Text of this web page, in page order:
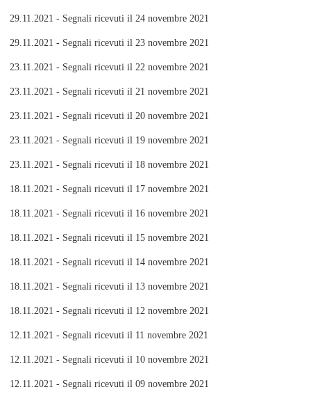
29.11.2021 - Segnali ricevuti il 24 novembre 2021
29.11.2021 - Segnali ricevuti il 23 novembre 2021
23.11.2021 - Segnali ricevuti il 22 novembre 2021
23.11.2021 - Segnali ricevuti il 21 novembre 2021
23.11.2021 - Segnali ricevuti il 20 novembre 2021
23.11.2021 - Segnali ricevuti il 19 novembre 2021
23.11.2021 - Segnali ricevuti il 18 novembre 2021
18.11.2021 - Segnali ricevuti il 17 novembre 2021
18.11.2021 - Segnali ricevuti il 16 novembre 2021
18.11.2021 - Segnali ricevuti il 15 novembre 2021
18.11.2021 - Segnali ricevuti il 14 novembre 2021
18.11.2021 - Segnali ricevuti il 13 novembre 2021
18.11.2021 - Segnali ricevuti il 12 novembre 2021
12.11.2021 - Segnali ricevuti il 11 novembre 2021
12.11.2021 - Segnali ricevuti il 10 novembre 2021
12.11.2021 - Segnali ricevuti il 09 novembre 2021